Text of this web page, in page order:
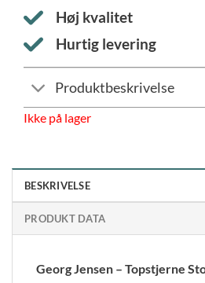
Høj kvalitet
Hurtig levering
Produktbeskrivelse
Ikke på lager
BESKRIVELSE
PRODUKT DATA
Georg Jensen – Topstjerne